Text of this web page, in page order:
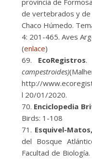
provincia de
de vertebrados y de
Chaco Húmedo.
4: 201-465. Aves
(enlace)
EcoRegistros.
campestroides)
http://
l 20/01/2020.
Enciclopedia
Birds: 1-108
Esquivel-
del Bosque
Facultad de